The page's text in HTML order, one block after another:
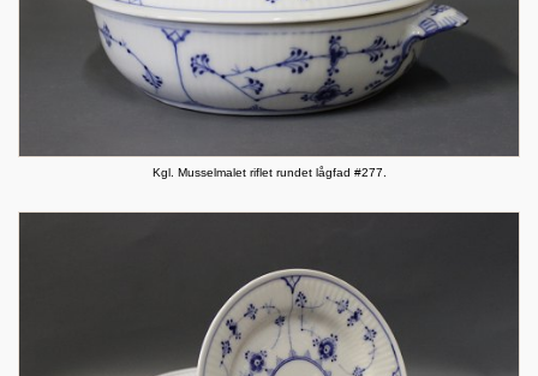
Kgl. Musselmalet riflet rundet lågfad #277.